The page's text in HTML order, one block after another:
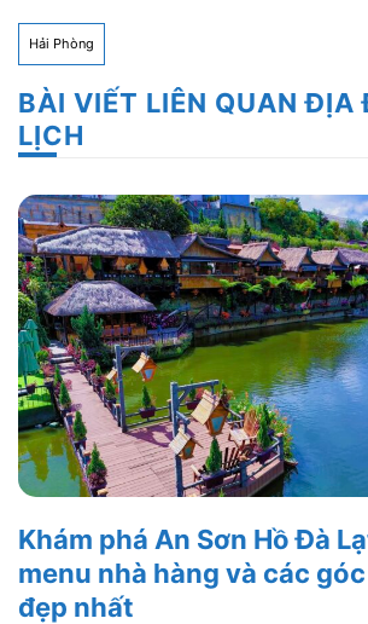
Hải Phòng
BÀI VIẾT LIÊN QUAN ĐỊA
LỊCH
Khám phá An Sơn Hồ Đà
menu nhà hàng và các
đẹp nhất